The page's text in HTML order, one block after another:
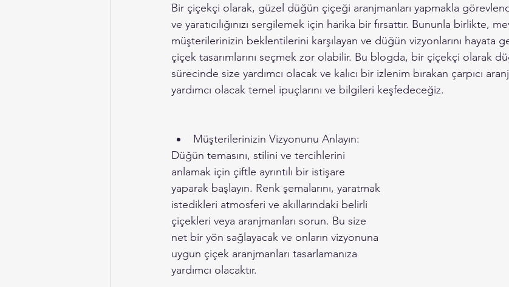
Bir çiçekçi olarak, güzel düğün çiçeği aranjmanları yapmakla
ve yaratıcılığınızı sergilemek için harika bir fırsattır. Bununla birlikte,
müşterilerinizin beklentilerini karşılayan ve düğün vizyonlarını hayata
çiçek tasarımlarını seçmek zor olabilir. Bu blogda, bir çiçekçi olarak
sürecinde size yardımcı olacak ve kalıcı bir izlenim bırakan çarpıcı
yardımcı olacak temel ipuçlarını ve bilgileri keşfedeceğiz.
Müşterilerinizin Vizyonunu Anlayın:
Düğün temasını, stilini ve tercihlerini
anlamak için çiftle ayrıntılı bir istişare
yaparak başlayın. Renk şemalarını, yaratmak
istedikleri atmosferi ve akıllarındaki belirli
çiçekleri veya aranjmanları sorun. Bu size
net bir yön sağlayacak ve onların vizyonuna
uygun çiçek aranjmanları tasarlamanıza
yardımcı olacaktır.